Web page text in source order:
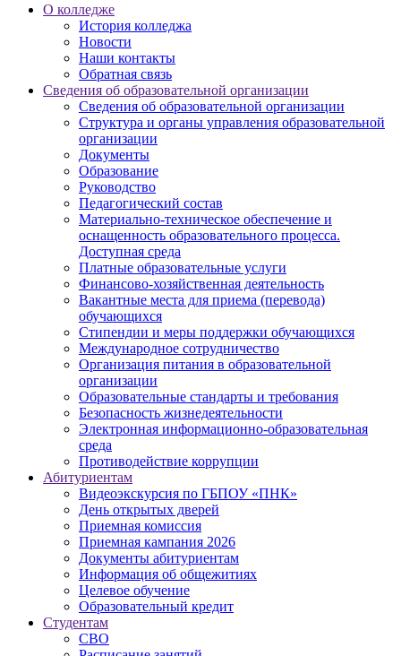
О колледже
История колледжа
Новости
Наши контакты
Обратная связь
Сведения об образовательной организации
Сведения об образовательной организации
Структура и органы управления образовательной
организации
Документы
Образование
Руководство
Педагогический состав
Материально-техническое обеспечение и
оснащенность образовательного процесса.
Доступная среда
Платные образовательные услуги
Финансово-хозяйственная деятельность
Вакантные места для приема (перевода)
обучающихся
Стипендии и меры поддержки обучающихся
Международное сотрудничество
Организация питания в образовательной
организации
Образовательные стандарты и требования
Безопасность жизнедеятельности
Электронная информационно-образовательная
среда
Противодействие коррупции
Абитуриентам
Видеоэкскурсия по ГБПОУ «ПНК»
День открытых дверей
Приемная комиссия
Приемная кампания 2026
Дoкументы абитуриентам
Информация об общежитиях
Целевое обучение
Образовательный кредит
Студентам
СВО